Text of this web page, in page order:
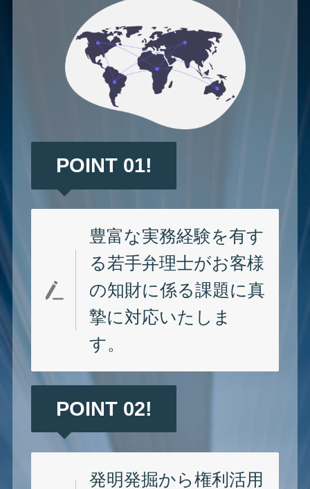
POINT 01!
豊富な実務経験を有す
る若手弁理士がお客様
の知財に係る課題に真
摯に対応いたしま
す。
POINT 02!
発明発掘から権利活用